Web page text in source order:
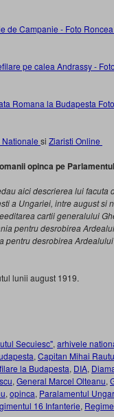
si Ziaristi Online
opinca pe
aici descrierea lui facuta
a Ungariei, intre august si
cartii generalului
pentru desrobirea
pentru desrobirea
lunii august 1919.
Secuiesc", arhivele
, Capitan Mihai Rautu
la Budapesta, DIA,
, General Marcel Olteanu,
, opinca, Paralamentul
16 Infanterie,